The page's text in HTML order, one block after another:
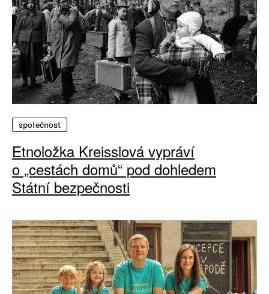
společnost
Etnoložka Kreisslová vypráví
o „cestách domů“ pod dohledem
Státní bezpečnosti